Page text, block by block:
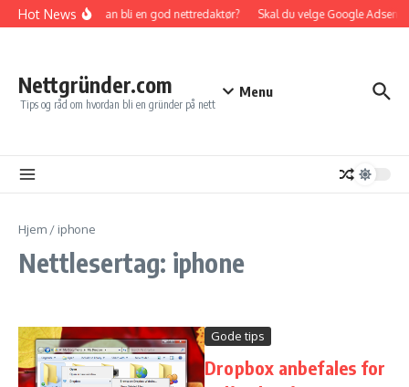
Gå til innhold
Hot NewsHvordan bli en god nettredaktør? Skal du velge Google
Nettgründer.com
Tips og råd om hvordan bli en gründer på nett
Menu
Hjem / iphone
Nettlesertag: iphone
Gode tips
Dropbox anbefales for